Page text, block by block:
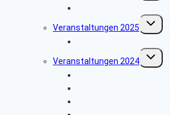
Veranstaltungen 2025
Veranstaltungen 2024